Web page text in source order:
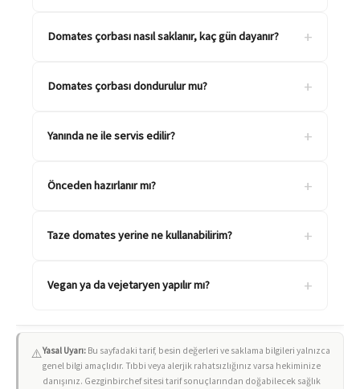
Domates çorbası nasıl saklanır, kaç gün dayanır? +
Domates çorbası dondurulur mu? +
Yanında ne ile servis edilir? +
Önceden hazırlanır mı? +
Taze domates yerine ne kullanabilirim? +
Vegan ya da vejetaryen yapılır mı? +
⚠️Yasal Uyarı: Bu sayfadaki tarif, besin değerleri ve saklama bilgileri yalnızca
genel bilgi amaçlıdır. Tıbbi veya alerjik rahatsızlığınız varsa hekiminize
danışınız. Gezginbirchef sitesi tarif sonuçlarından doğabilecek sağlık